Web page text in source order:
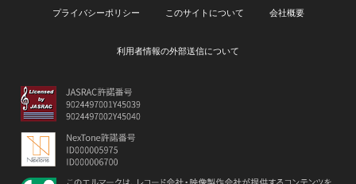
プライバシーポリシー このサイトについて 会社概要
利用者情報の外部送信について